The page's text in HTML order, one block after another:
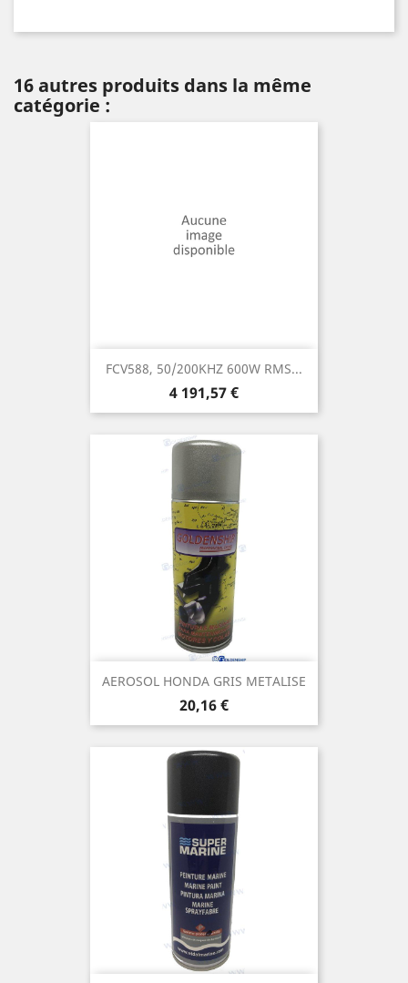
16 autres produits dans la même
catégorie :
FCV588, 50/200KHZ 600W RMS...
Prix
4 191,57 €
AEROSOL HONDA GRIS METALISE
Prix
20,16 €